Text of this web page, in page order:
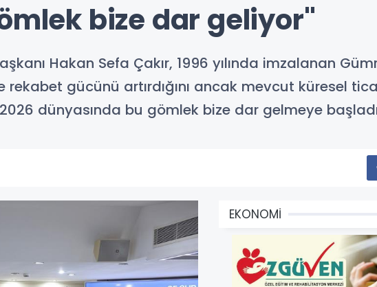
bize dar geliyor"
Hakan Sefa Çakır, 1996 yılında imzalanan
gücünü artırdığını ancak mevcut küresel
dünyasında bu gömlek bize dar gelmeye
EKONOMİ